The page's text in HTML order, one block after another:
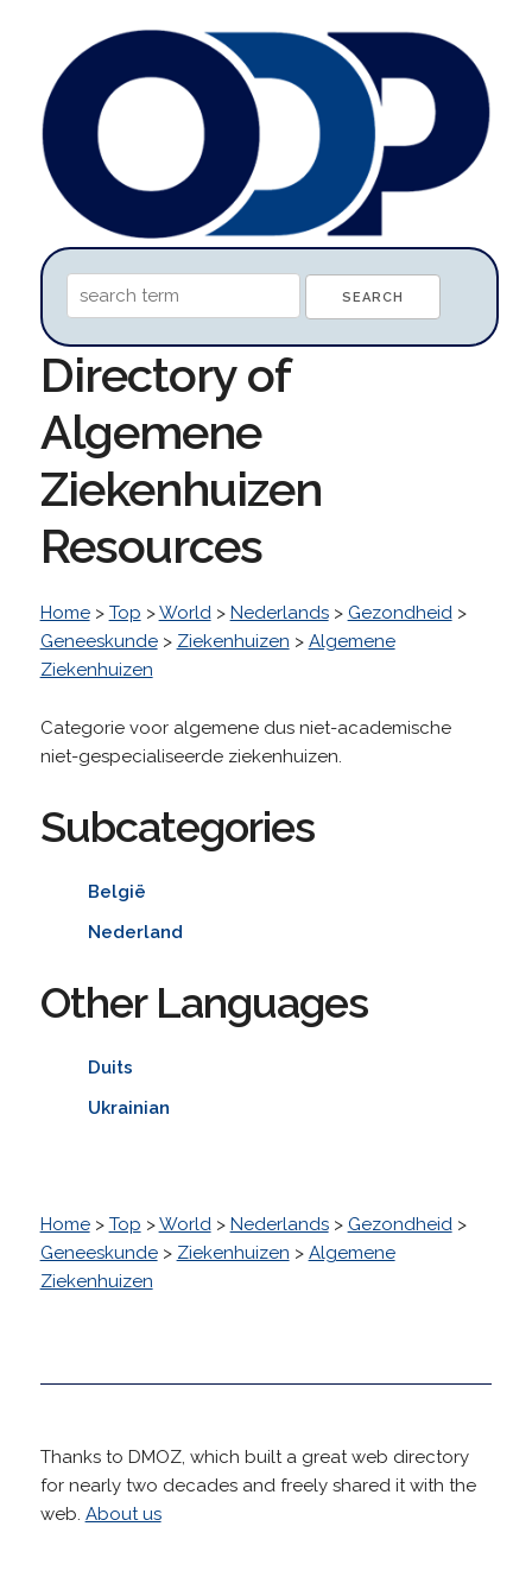
Directory of
Algemene
Ziekenhuizen
Resources
Home> Top >World> Nederlands> Gezondheid>
Geneeskunde> Ziekenhuizen > Algemene
Ziekenhuizen
Categorie voor algemene dus niet-academische
niet-gespecialiseerde ziekenhuizen.
Subcategories
België
Nederland
Other Languages
Duits
Ukrainian
Home> Top >World> Nederlands> Gezondheid>
Geneeskunde> Ziekenhuizen > Algemene
Ziekenhuizen
Thanks to DMOZ, which built a great web directory
for nearly two decades and freely shared it with the
web. About us